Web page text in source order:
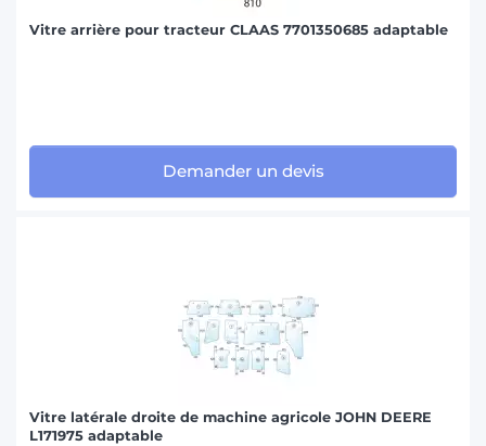
Vitre arrière pour tracteur CLAAS 7701350685 adaptable
Demander un devis
Vitre latérale droite de machine agricole JOHN DEERE
L171975 adaptable